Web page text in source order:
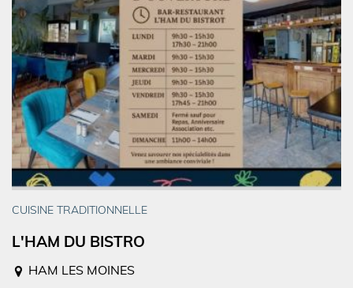
CUISINE TRADITIONNELLE
L'HAM DU BISTRO
HAM LES MOINES